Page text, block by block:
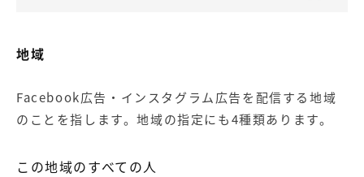
地域
Facebook広告・インスタグラム広告を配信する地域
のことを指します。地域の指定にも4種類あります。
この地域のすべての人